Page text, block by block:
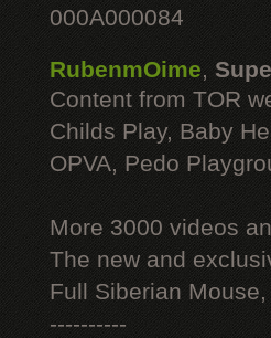
000A000084
RubenmOime,
Content from TOR
Childs Play, Baby
OPVA, Pedo
More 3000 videos
The new and
Full Siberian
----------